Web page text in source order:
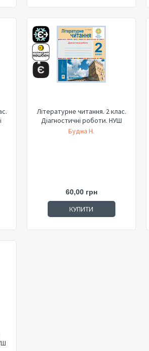
Літературне читання. 2 клас.
Діагностичні роботи. НУШ
Будна Н.
60,00 грн
КУПИТИ